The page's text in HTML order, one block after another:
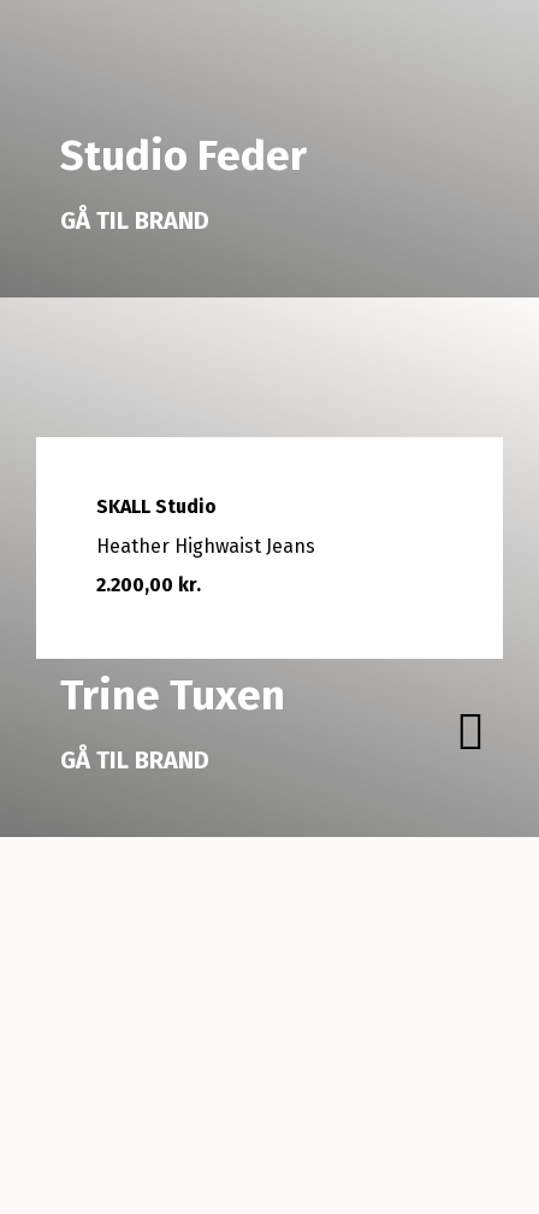
Studio Feder
GÅ TIL BRAND
Trine Tuxen
GÅ TIL BRAND
SKALL Studio
Heather Highwaist Jeans
2.200,00 kr.